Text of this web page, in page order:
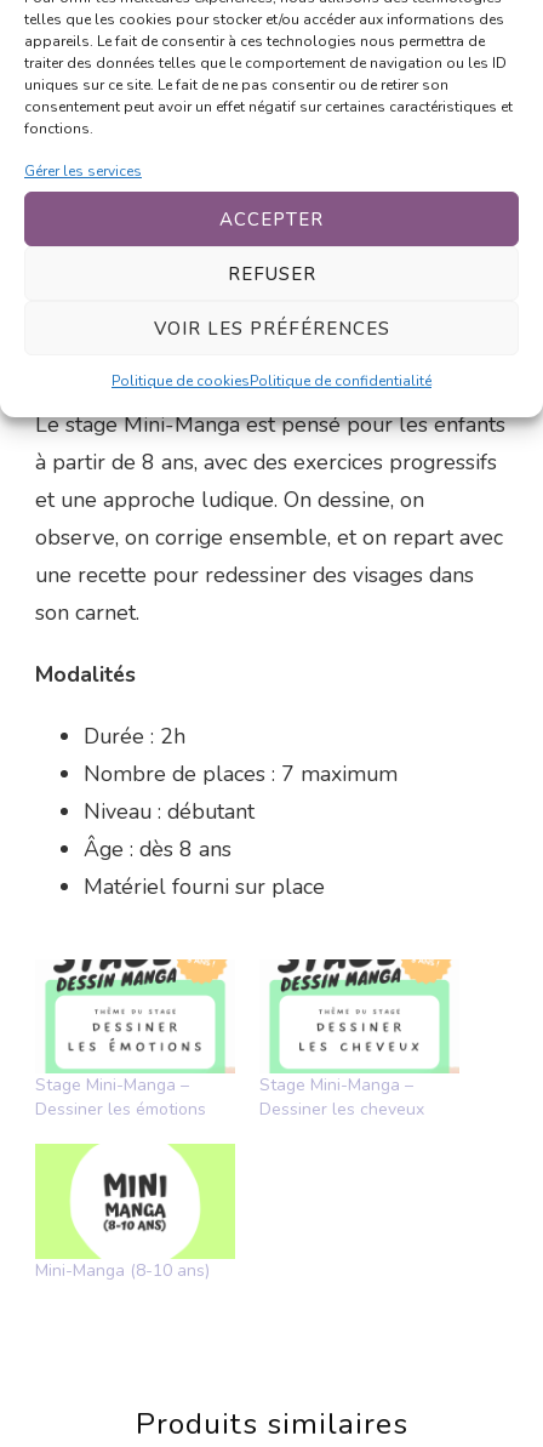
telles que les cookies pour stocker et/ou accéder aux informations des
appareils. Le fait de consentir à ces technologies nous permettra de
traiter des données telles que le comportement de navigation ou les ID
uniques sur ce site. Le fait de ne pas consentir ou de retirer son
consentement peut avoir un effet négatif sur certaines caractéristiques et
fonctions.
Gérer les services
ACCEPTER
REFUSER
VOIR LES PRÉFÉRENCES
Politique de cookiesPolitique de confidentialité
Description
Le visage, c’est la première chose qu’on regarde
sur un personnage. Dans cette session de 2h, on
plonge directement dans le sujet : comment
construire un visage manga avec une méthode
simple, comment placer les yeux, le nez et la
bouche au bon endroit, et comment varier les
types de visages (rond, allongé, masculin,
Le stage Mini-Manga est pensé pour les enfants
à partir de 8 ans, avec des exercices progressifs
et une approche ludique. On dessine, on
observe, on corrige ensemble, et on repart avec
une recette pour redessiner des visages dans
son carnet.
Modalités
Durée : 2h
Nombre de places : 7 maximum
Niveau : débutant
Âge : dès 8 ans
Matériel fourni sur place
Stage Mini-Manga –
Dessiner les émotions
Stage Mini-Manga –
Dessiner les cheveux
Mini-Manga (8-10 ans)
Produits similaires